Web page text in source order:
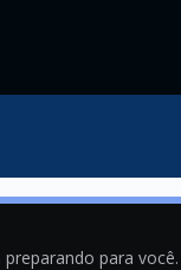
para